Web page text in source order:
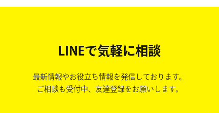
LINEで気軽に相談
最新情報やお役立ち情報を発信しております。
ご相談も受付中、友達登録をお願いします。